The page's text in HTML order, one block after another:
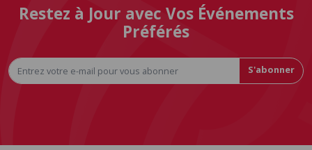
Restez à Jour avec Vos Événements
Préférés
S'abonner